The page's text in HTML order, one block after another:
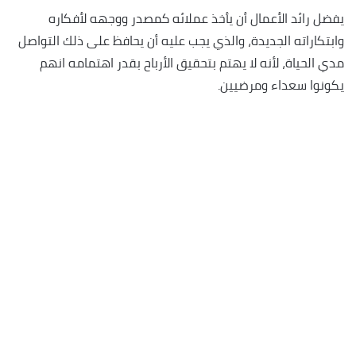
يفضل رائد الأعمال أن يأخذ عملائه كمصدر ووجهه لأفكاره
وابتكاراته الجديدة، والذي يجب عليه أن يحافظ على ذلك التواصل
مدي الحياة، لأنه لا يهتم بتحقيق الأرباح بقدر اهتمامه انهم
يكونوا سعداء ومرضيين.